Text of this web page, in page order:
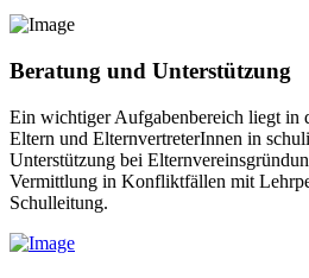
Beratung und Unterstützung
Ein wichtiger Aufgabenbereich liegt in
Eltern und ElternvertreterInnen in
Unterstützung bei
Vermittlung in Konfliktfällen mit
Schulleitung.